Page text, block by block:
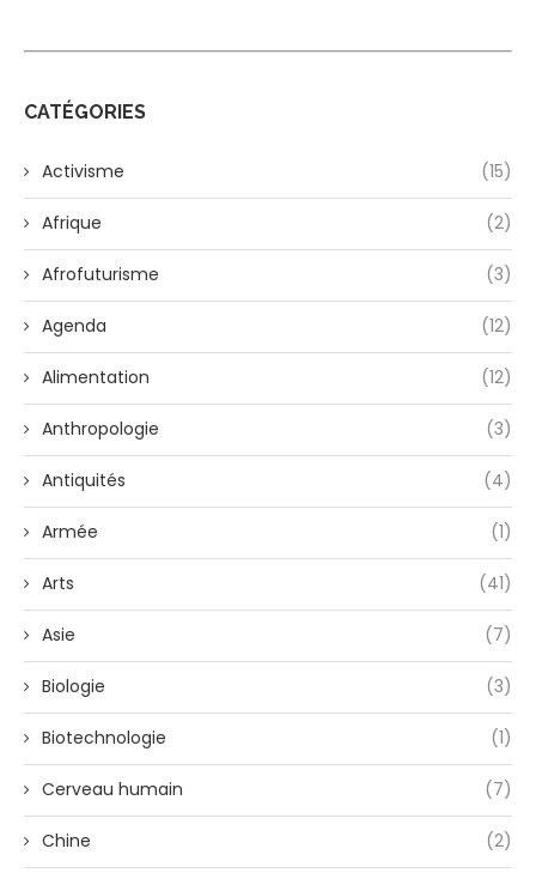
CATÉGORIES
Activisme (15)
Afrique (2)
Afrofuturisme (3)
Agenda (12)
Alimentation (12)
Anthropologie (3)
Antiquités (4)
Armée (1)
Arts (41)
Asie (7)
Biologie (3)
Biotechnologie (1)
Cerveau humain (7)
Chine (2)